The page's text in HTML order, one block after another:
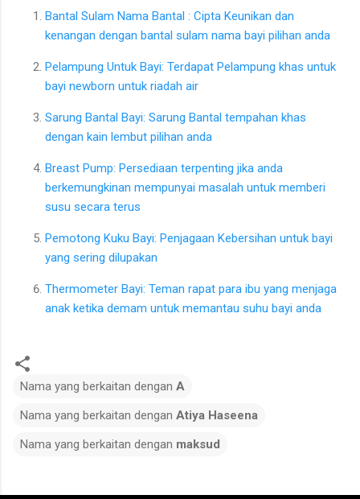
Bantal Sulam Nama Bantal : Cipta Keunikan dan
kenangan dengan bantal sulam nama bayi pilihan anda
Pelampung Untuk Bayi: Terdapat Pelampung khas untuk
bayi newborn untuk riadah air
Sarung Bantal Bayi: Sarung Bantal tempahan khas
dengan kain lembut pilihan anda
Breast Pump: Persediaan terpenting jika anda
berkemungkinan mempunyai masalah untuk memberi
susu secara terus
Pemotong Kuku Bayi: Penjagaan Kebersihan untuk bayi
yang sering dilupakan
Thermometer Bayi: Teman rapat para ibu yang menjaga
anak ketika demam untuk memantau suhu bayi anda
Nama yang berkaitan dengan A
Nama yang berkaitan dengan Atiya Haseena
Nama yang berkaitan dengan maksud